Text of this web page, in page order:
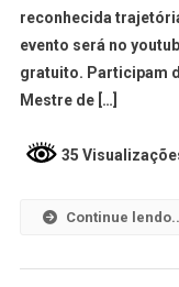
reconhecida
evento será no
gratuito. Participam
Mestre de […]
35
Continue